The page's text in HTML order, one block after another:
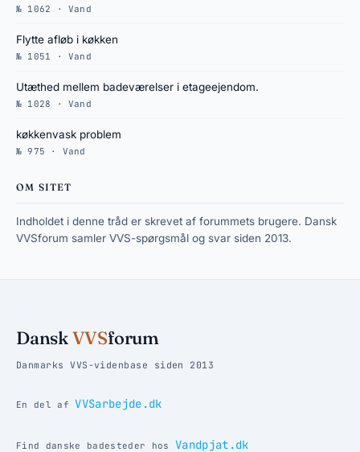
№ 1062 · Vand
Flytte afløb i køkken
№ 1051 · Vand
Utæthed mellem badeværelser i etageejendom.
№ 1028 · Vand
køkkenvask problem
№ 975 · Vand
OM SITET
Indholdet i denne tråd er skrevet af forummets brugere. Dansk
VVSforum samler VVS-spørgsmål og svar siden 2013.
DanskVVSforum
Danmarks VVS-videnbase siden 2013
En del af VVSarbejde.dk
Find danske badesteder hos Vandpjat.dk